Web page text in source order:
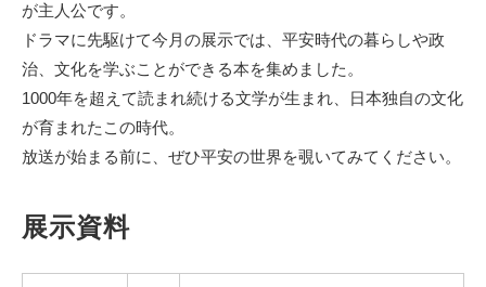
が主人公です。
ドラマに先駆けて今月の展示では、平安時代の暮らしや政
治、文化を学ぶことができる本を集めました。
1000年を超えて読まれ続ける文学が生まれ、日本独自の文化
が育まれたこの時代。
放送が始まる前に、ぜひ平安の世界を覗いてみてください。
展示資料